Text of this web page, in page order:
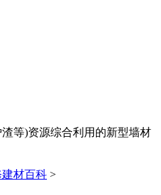
等)资源综合利用的新型墙材
材百科 >